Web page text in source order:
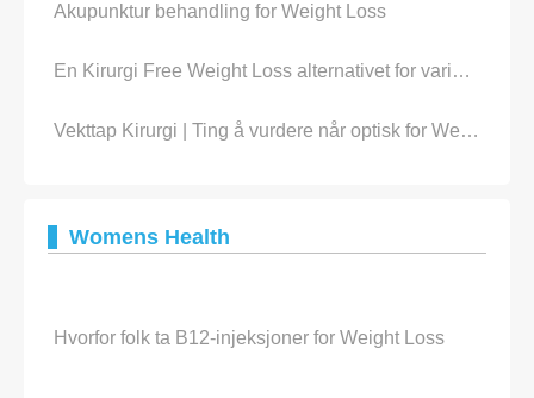
Akupunktur behandling for Weight Loss
En Kirurgi Free Weight Loss alternativet for varig vekttap?
Vekttap Kirurgi | Ting å vurdere når optisk for Weight Loss Surgery
Womens Health
Hvorfor folk ta B12-injeksjoner for Weight Loss